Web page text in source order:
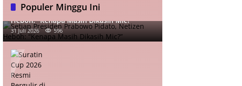
Populer Minggu Ini
Setiap Presiden Prabowo Pidato, Netizen
Heboh: “Kenapa Masih Dikasih Mic?”
31 Juli 2026 596